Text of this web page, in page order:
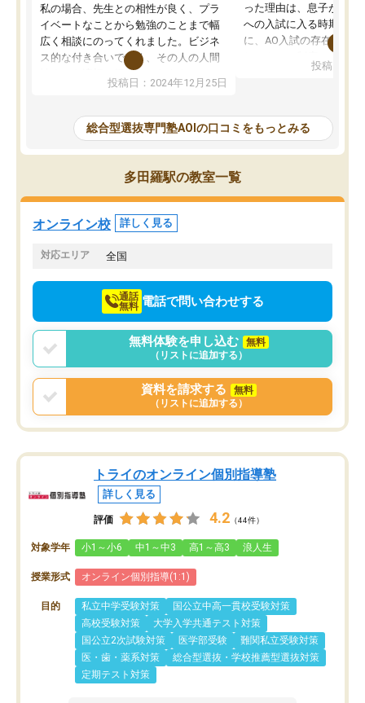
私の場合、先生との相性が良く、プラ
イベートなことから勉強のことまで幅
広く相談にのってくれました。ビジネ
ス的な付き合いでなく、その人の人間
性までを適切に把握し、むきあってい
るなぁと強く感じることできました。
と相談すると、他の先生も紹介してく
ださり、客観的なアドバイスもいただ
くことができました（志望理由・自己
PR等の添削において）。そして、なに
より自習室が解放されている点がよか
ったです。友達と好きな時間に自習
し、お互いを高めあえる環境がありま
投稿日：2024年12月25日
った理由は、息子が高校
への入試に入る時期に差
に、AO入試の存在を息
たことから、AOIに入塾
で、AO入試を改めて知
それに対しての具体的な
ことでした。更に子供の
けてらっしゃいますので
投稿日：
総合型選抜専門塾AOIの口コミをもっとみる
多田羅駅の教室一覧
オンライン校 詳しく見る
対応エリア 全国
通話
無料 電話で問い合わせする
無料体験を申し込む
無料
（リストに追加する）
資料を請求する
無料
（リストに追加する）
トライのオンライン個別指導塾
詳しく見る
評価 4.2 （44件）
対象学年 小1～小6 中1～中3 高1～高3 浪人生
授業形式 オンライン個別指導(1:1)
目的 私立中学受験対策
国公立中高一貫校受験対策
高校受験対策
大学入学共通テスト対策
国公立2次試験対策
医学部受験
難関私立受験対策
医・歯・薬系対策
総合型選抜・学校推薦型選抜対策
定期テスト対策